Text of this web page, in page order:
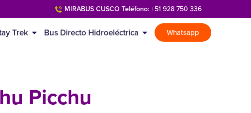
MIRABUS CUSCO Teléfono: +51 928 750 336
Trek Bus Directo Hidroeléctrica Whatsapp
Picchu